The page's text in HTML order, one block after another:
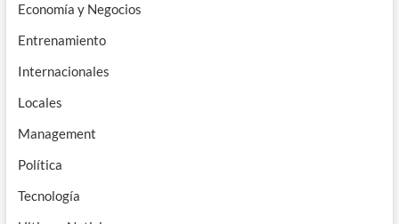
Economía y Negocios
Entrenamiento
Internacionales
Locales
Management
Política
Tecnología